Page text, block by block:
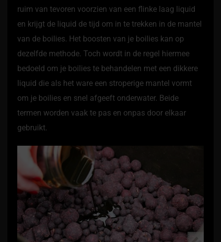
ruim van tevoren voorzien van een flinke laag liquid
en krijgt de liquid de tijd om in te trekken in de mantel
van de boilies. Het boosten van je boilies kan op
dezelfde methode. Toch wordt in de regel hiermee
bedoeld om je boilies te behandelen met een dikkere
liquid die als het ware een stroperige mantel vormt
om je boilies en snel afgeeft onderwater. Beide
termen worden vaak te pas en onpas door elkaar
gebruikt.